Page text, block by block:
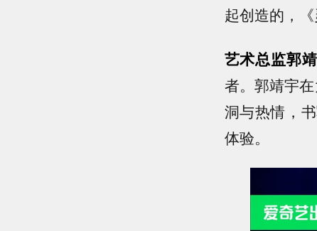
起创造的，
艺术总监郭
者。郭靖宇
洞与热情，
体验。